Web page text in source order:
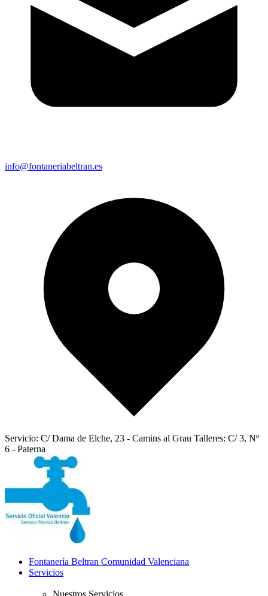
info@fontaneriabeltran.es
Servicio: C/ Dama de Elche, 23 - Camins al Grau Talleres: C/ 3, Nº
6 - Paterna
Fontanería Beltran Comunidad Valenciana
Servicios
Nuestros Servicios